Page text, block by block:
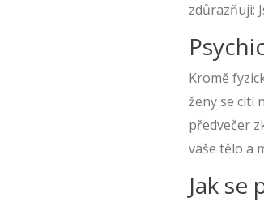
zdůrazňuji:
Kromě
ženy se cítí
předvečer
vaše tělo a
Jak